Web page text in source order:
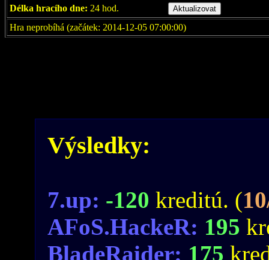
Délka hracího dne: 24 hod.
Hra neprobíhá (začátek: 2014-12-05 07:00:00)
Výsledky:
7.up: -120 kreditú. (
AFoS.HackeR: 195
BladeRaider: 175